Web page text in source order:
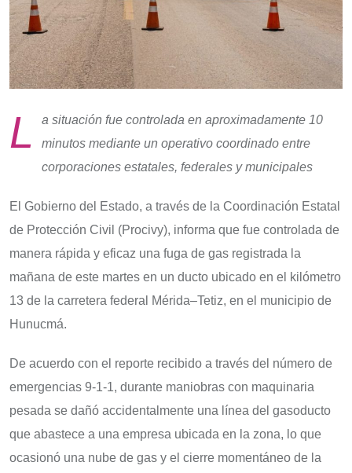
L
a situación fue controlada en aproximadamente 10
minutos mediante un operativo coordinado entre
corporaciones estatales, federales y municipales
El Gobierno del Estado, a través de la Coordinación Estatal
de Protección Civil (Procivy), informa que fue controlada de
manera rápida y eficaz una fuga de gas registrada la
mañana de este martes en un ducto ubicado en el kilómetro
13 de la carretera federal Mérida–Tetiz, en el municipio de
Hunucmá.
De acuerdo con el reporte recibido a través del número de
emergencias 9-1-1, durante maniobras con maquinaria
pesada se dañó accidentalmente una línea del gasoducto
que abastece a una empresa ubicada en la zona, lo que
ocasionó una nube de gas y el cierre momentáneo de la